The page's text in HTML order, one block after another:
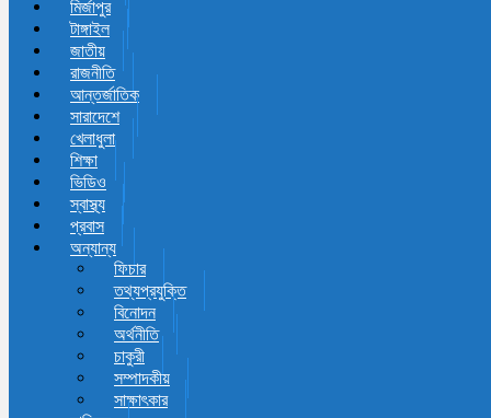
মির্জাপুর
টাঙ্গাইল
জাতীয়
রাজনীতি
আন্তর্জাতিক
সারাদেশে
খেলাধুলা
শিক্ষা
ভিডিও
স্বাস্থ্য
প্রবাস
অন্যান্য
ফিচার
তথ্যপ্রযুক্তি
বিনোদন
অর্থনীতি
চাকুরী
সম্পাদকীয়
সাক্ষাৎকার